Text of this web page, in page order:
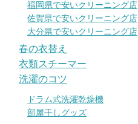
福岡県で安いクリーニング店
佐賀県で安いクリーニング店
大分県で安いクリーニング店
春の衣替え
衣類スチーマー
洗濯のコツ
ドラム式洗濯乾燥機
部屋干しグッズ